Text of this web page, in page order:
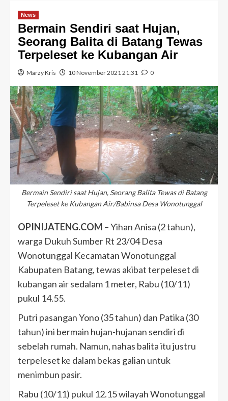
News
Bermain Sendiri saat Hujan,
Seorang Balita di Batang Tewas
Terpeleset ke Kubangan Air
Marzy Kris 10 November 2021 21:31 0
Bermain Sendiri saat Hujan, Seorang Balita Tewas di Batang
Terpeleset ke Kubangan Air/Babinsa Desa Wonotunggal
OPINIJATENG.COM – Yihan Anisa (2 tahun),
warga Dukuh Sumber Rt 23/04 Desa
Wonotunggal Kecamatan Wonotunggal
Kabupaten Batang, tewas akibat terpeleset di
kubangan air sedalam 1 meter, Rabu (10/11)
pukul 14.55.
Putri pasangan Yono (35 tahun) dan Patika (30
tahun) ini bermain hujan-hujanan sendiri di
sebelah rumah. Namun, nahas balita itu justru
terpeleset ke dalam bekas galian untuk
menimbun pasir.
Rabu (10/11) pukul 12.15 wilayah Wonotunggal